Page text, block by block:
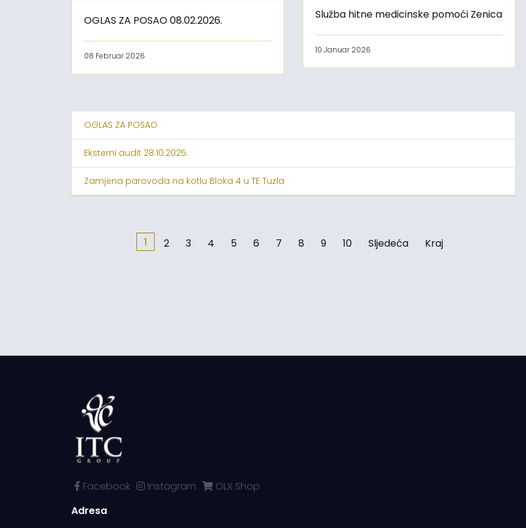
OGLAS ZA POSAO 08.02.2026.
08 Februar 2026
Služba hitne medicinske pomoći Zenica
10 Januar 2026
OGLAS ZA POSAO
Eksterni audit 28.10.2025.
Zamjena parovoda na kotlu Bloka 4 u TE Tuzla
1 2 3 4 5 6 7 8 9 10 Sljedeća Kraj
Facebook Instagram
OLX Shop
Adresa